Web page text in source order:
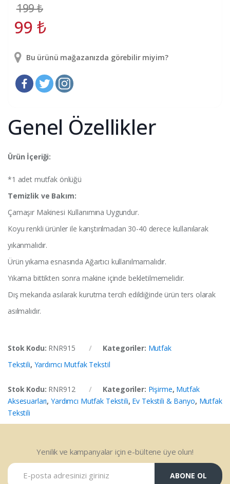
199₺
99 ₺
Bu ürünü mağazanızda görebilir miyim?
Genel Özellikler
Ürün İçeriği:
*1 adet mutfak önlüğü
Temizlik ve Bakım:
Çamaşır Makinesi Kullanımına Uygundur.
Koyu renkli ürünler ile karıştırılmadan 30-40 derece kullanılarak
yıkanmalıdır.
Ürün yıkama esnasında Ağartıcı kullanılmamalıdır.
Yıkama bittikten sonra makine içinde bekletilmemelidir.
Dış mekanda asılarak kurutma tercih edildiğinde ürün ters olarak
asılmalıdır.
Stok Kodu: RNR915 Kategoriler: Mutfak
Tekstili, Yardımcı Mutfak Tekstil
Stok Kodu: RNR912 Kategoriler: Pişirme, Mutfak
Aksesuarları,Yardımcı Mutfak Tekstili, Ev Tekstili & Banyo, Mutfak
Tekstili
Yenilik ve kampanyalar için e-bültene üye olun!
ABONE OL